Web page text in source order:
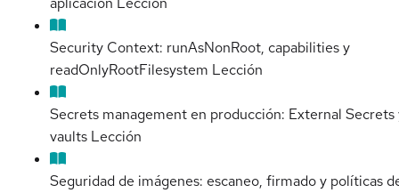
Security Context: runAsNonRoot, capabilities y
readOnlyRootFilesystem Lección
Secrets management en producción: External Secrets
vaults Lección
Seguridad de imágenes: escaneo, firmado y políticas